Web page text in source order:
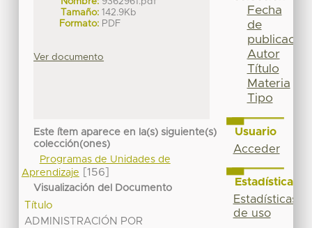
Tamaño: 142.9Kb
Formato: PDF
Ver documento
Este ítem aparece en la(s) siguiente(s)
colección(ones)
Programas de Unidades de
Aprendizaje
[156]
Visualización del Documento
Título
ADMINISTRACIÓN POR
Fecha
de
publicación
Autor
Título
Materia
Tipo
Usuario
Acceder
Estadísticas
Estadísticas
de uso